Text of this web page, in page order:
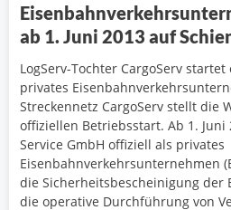
ab 1. Juni 2013 auf
LogServ-Tochter CargoServ
privates
Streckennetz CargoServ stellt die
offiziellen Betriebsstart. Ab 1. Juni
Service GmbH offiziell als privates
Eisenbahnverkehrsunternehmen
die Sicherheitsbescheinigung der
die operative Durchführung von